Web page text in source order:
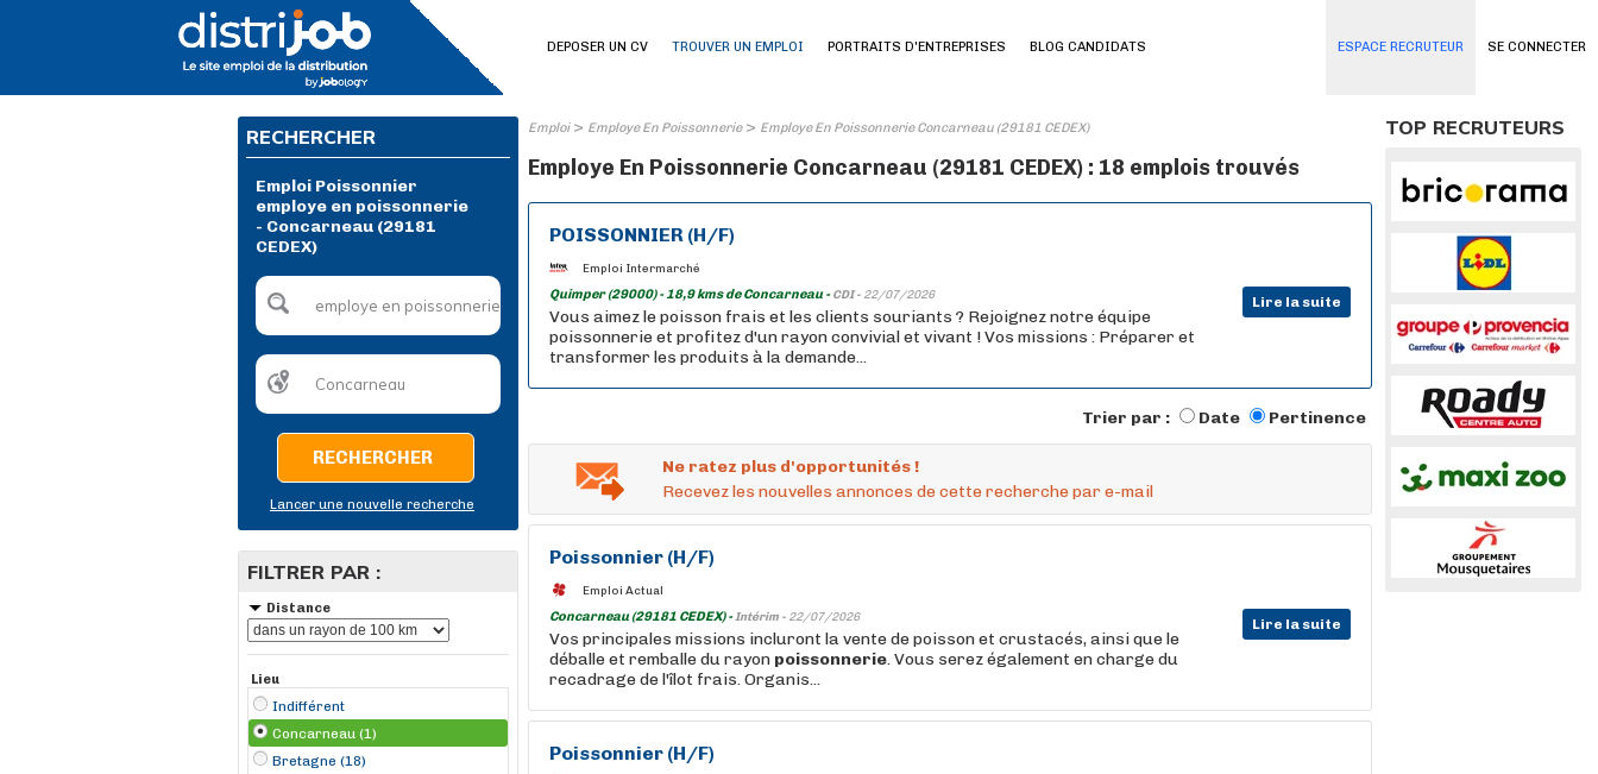
SE CONNECTER
DEPOSER UN CV TROUVER UN EMPLOI PORTRAITS D'ENTREPRISES BLOG CANDIDATS ESPACE RECRUTEUR
RECHERCHER
Emploi Poissonnier
employe en poissonnerie
- Concarneau (29181
CEDEX)
RECHERCHER
Lancer une nouvelle recherche
FILTRER PAR :
Distance
Lieu
Indifférent
Concarneau (1)
Bretagne (18)
Emploi> Employe En Poissonnerie> Employe En Poissonnerie Concarneau (29181 CEDEX)
Employe En Poissonnerie Concarneau (29181 CEDEX) : 18 emplois trouvés
POISSONNIER (H/F)
Emploi Intermarché
Quimper (29000) - 18,9 kms de Concarneau -CDI - 22/07/2026 Lire la suite
Vous aimez le poisson frais et les clients souriants ? Rejoignez notre équipe
poissonnerie et profitez d'un rayon convivial et vivant ! Vos missions : Préparer et
transformer les produits à la demande...
Trier par : Date Pertinence
Ne ratez plus d'opportunités !
Recevez les nouvelles annonces de cette recherche par e-mail
Poissonnier (H/F)
Emploi Actual
Concarneau (29181 CEDEX) -Intérim - 22/07/2026 Lire la suite
Vos principales missions incluront la vente de poisson et crustacés, ainsi que le
déballe et remballe du rayon poissonnerie. Vous serez également en charge du
recadrage de l'îlot frais. Organis...
Poissonnier (H/F)
TOP RECRUTEURS